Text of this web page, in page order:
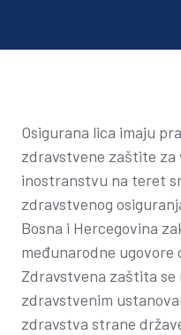
Osigurana lica imaju
zdravstvene zaštite za
inostranstvu na teret
zdravstvenog
Bosna i Hercegovina
međunarodne ugovore
Zdravstvena zaštita se
zdravstvenim
zdravstva strane